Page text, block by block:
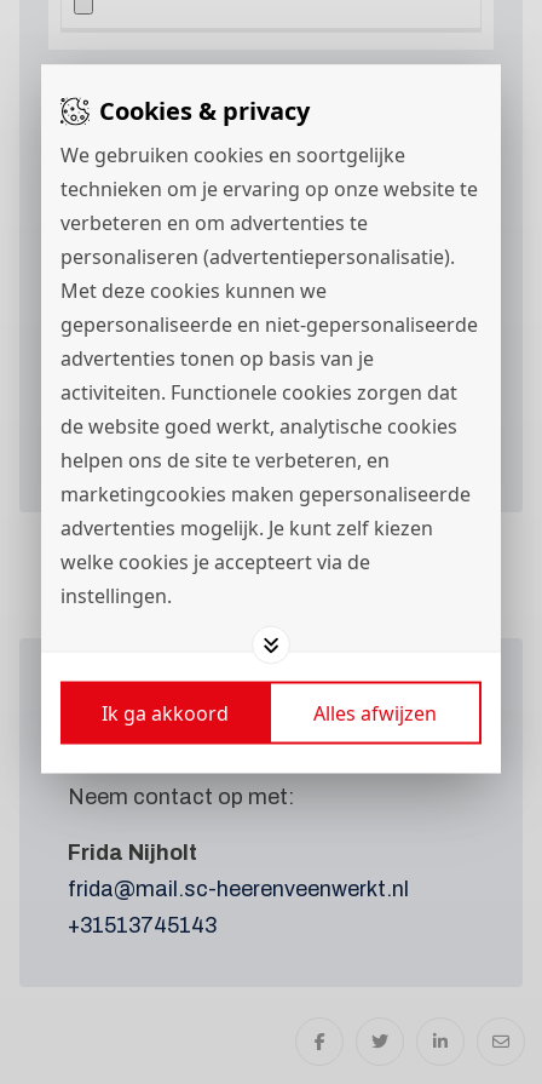
Cookies & privacy
We gebruiken cookies en soortgelijke
technieken om je ervaring op onze website te
verbeteren en om advertenties te
personaliseren (advertentiepersonalisatie).
Met deze cookies kunnen we
gepersonaliseerde en niet-gepersonaliseerde
advertenties tonen op basis van je
activiteiten. Functionele cookies zorgen dat
de website goed werkt, analytische cookies
helpen ons de site te verbeteren, en
marketingcookies maken gepersonaliseerde
advertenties mogelijk. Je kunt zelf kiezen
welke cookies je accepteert via de
instellingen.
Ik ga akkoord Alles afwijzen
Motivatie
Ik ga akkoord met het privacystatementen ik
wil berichten via
ontvangen.
Verstuur je sollicitatieformulier
Wil je meer weten
over deze
vacature?
Neem contact op met:
Frida Nijholt
frida@mail.sc-heerenveenwerkt.nl
+31513745143